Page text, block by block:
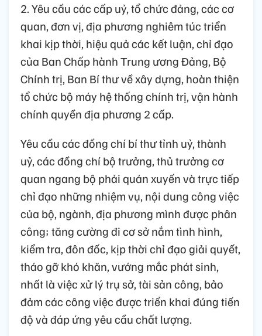
2. Yêu cầu các cấp uỷ, tổ chức đảng, các cơ
quan, đơn vị, địa phương nghiêm túc triển
khai kịp thời, hiệu quả các kết luận, chỉ đạo
của Ban Chấp hành Trung ương Đảng, Bộ
Chính trị, Ban Bí thư về xây dựng, hoàn thiện
tổ chức bộ máy hệ thống chính trị, vận hành
chính quyền địa phương 2 cấp.
Yêu cầu các đồng chí bí thư tỉnh uỷ, thành
uỷ, các đồng chí bộ trưởng, thủ trưởng cơ
quan ngang bộ phải quán xuyến và trực tiếp
chỉ đạo những nhiệm vụ, nội dung công việc
của bộ, ngành, địa phương mình được phân
công; tăng cường đi cơ sở nắm tình hình,
kiểm tra, đôn đốc, kịp thời chỉ đạo giải quyết,
tháo gỡ khó khăn, vướng mắc phát sinh,
nhất là việc xử lý trụ sở, tài sản công, bảo
đảm các công việc được triển khai đúng tiến
độ và đáp ứng yêu cầu chất lượng.